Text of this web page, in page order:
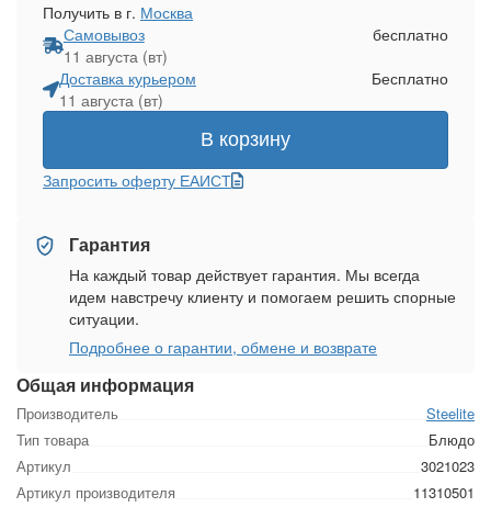
Общая информация
Производитель
Steelite
Тип товара
Блюдо
Артикул
3021023
Артикул производителя
11310501
Получить в г. Москва
Самовывоз
11 августа (вт)
бесплатно
Доставка курьером
11 августа (вт)
Бесплатно
В корзину
Запросить оферту ЕАИСТ
Гарантия
На каждый товар действует гарантия. Мы всегда
идем навстречу клиенту и помогаем решить спорные
ситуации.
Подробнее о гарантии, обмене и возврате